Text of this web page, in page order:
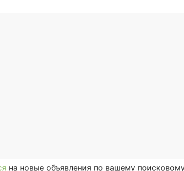
на новые объявления по вашему